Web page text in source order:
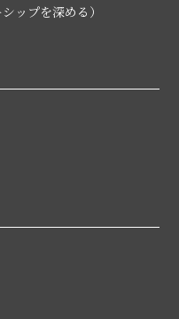
ップを深める）